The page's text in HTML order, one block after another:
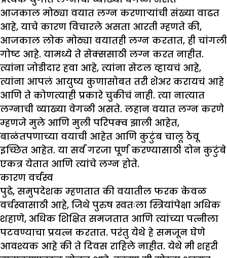
आजकाल मोठ्या वयात लग्न करणाऱ्यांची संख्या वाढत
आहे, याचे कारण विचारले असता आरती म्हणते की,
आजकाल लोक मोठ्या वयातही लग्न करतात, ही चांगली
गोष्ट आहे. यामध्ये ते सेक्ससाठी लग्न करत नाहीत.
त्यांना जोडीदार हवा आहे, त्यांना सेटल व्हायचं आहे,
त्यांना आपलं आयुष्य कुणासोबत तरी शेअर करायचं आहे
आणि ते कोणत्याही प्रकारे चुकीचं नाही. त्या नात्यात
लग्नाची व्याख्या वेगळी असते. लहान वयात लग्न करणे
म्हणजे मुले आणि मुली परिपक्व झाली आहेत,
बाळंतपणाच्या वयाची आहेत आणि कुटुंब चालू ठेवू
इच्छित आहेत. या सर्व गरजा पूर्ण करण्यासाठी दोन कुटुंबे
एकत्र येतात आणि त्यांचे लग्न होते.
कारण वर्चस्व
पुढे, समुपदेशक म्हणतात की वयातील फरक केवळ
वर्चस्वासाठी आहे, जिथे पुरुष स्वतःला स्त्रियांपेक्षा अधिक
शहाणे, अधिक शिक्षित समजतात आणि त्यांच्या पत्नीला
पटवण्याचा प्रयत्न करतात. परंतु येथे हे समजून घेणे
आवश्यक आहे की ते दिवस राहिले नाहीत. येथे मी शहरी